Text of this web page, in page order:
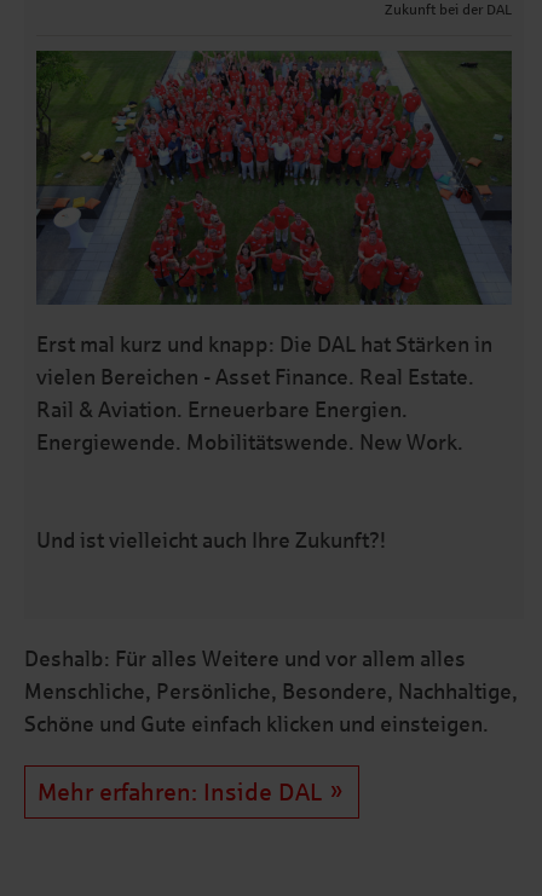
Zukunft bei der DAL
Erst mal kurz und knapp: Die DAL hat Stärken in
vielen Bereichen - Asset Finance. Real Estate.
Rail & Aviation. Erneuerbare Energien.
Energiewende. Mobilitätswende. New Work.
Und ist vielleicht auch Ihre Zukunft?!
Deshalb: Für alles Weitere und vor allem alles
Menschliche, Persönliche, Besondere, Nachhaltige,
Schöne und Gute einfach klicken und einsteigen.
Mehr erfahren: Inside DAL